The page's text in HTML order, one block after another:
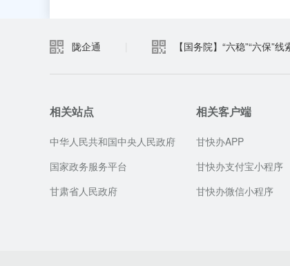
陇企通 【国务院】“六稳”“六保”线
相关站点
中华人民共和国中央人民政府
国家政务服务平台
甘肃省人民政府
相关客户端
甘快办APP
甘快办支付宝小程序
甘快办微信小程序